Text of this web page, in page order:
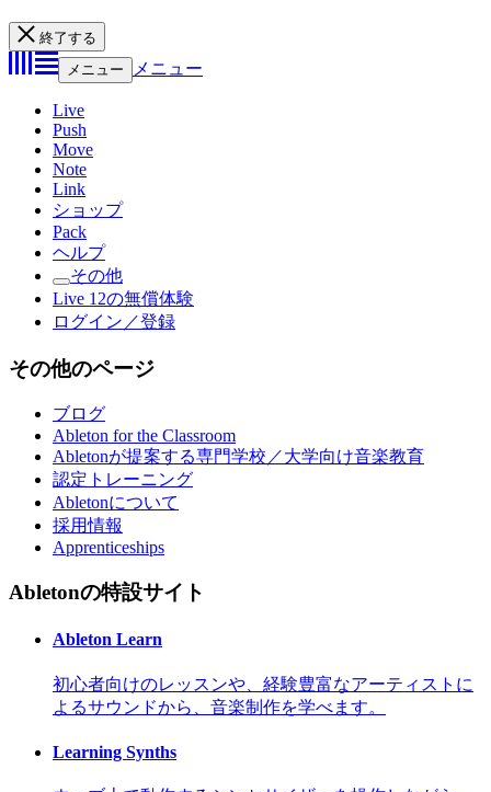
終了する
メニュー
メニュー
Live
Push
Move
Note
Link
ショップ
Pack
ヘルプ
その他
Live 12の無償体験
ログイン／登録
その他のページ
ブログ
Ableton for the Classroom
Abletonが提案する専門学校／大学向け音楽教育
認定トレーニング
Abletonについて
採用情報
Apprenticeships
Abletonの特設サイト
Ableton Learn
初心者向けのレッスンや、経験豊富なアーティストに
よるサウンドから、音楽制作を学べます。
Learning Synths